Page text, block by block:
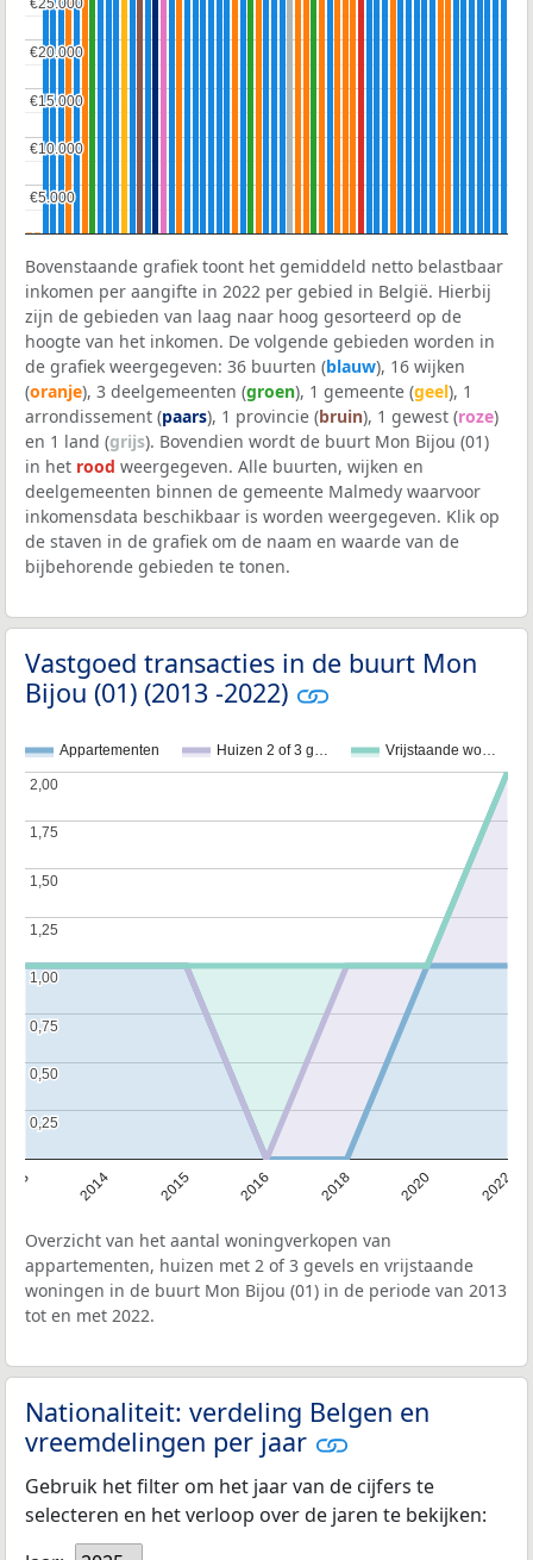
€5.000
€5.000
€10.000
€10.000
€15.000
€15.000
€20.000
€20.000
€25.000
€25.000
Bovenstaande grafiek toont het gemiddeld netto belastbaar
inkomen per aangifte in 2022 per gebied in België. Hierbij
zijn de gebieden van laag naar hoog gesorteerd op de
hoogte van het inkomen. De volgende gebieden worden in
de grafiek weergegeven: 36 buurten (blauw), 16 wijken
(oranje), 3 deelgemeenten (groen), 1 gemeente (geel), 1
arrondissement (paars), 1 provincie (bruin), 1 gewest (roze)
en 1 land (grijs). Bovendien wordt de buurt Mon Bijou (01)
in het rood weergegeven. Alle buurten, wijken en
deelgemeenten binnen de gemeente Malmedy waarvoor
inkomensdata beschikbaar is worden weergegeven. Klik op
de staven in de grafiek om de naam en waarde van de
bijbehorende gebieden te tonen.
Vastgoed transacties in de buurt Mon
Bijou (01) (2013 -2022)
Appartementen Huizen 2 of 3 g… Vrijstaande wo…
2014 2015 2016 2018 2020 2022
0,25
0,25
0,50
0,50
0,75
0,75
1,00
1,00
1,25
1,25
1,50
1,50
1,75
1,75
2,00
2,00
Overzicht van het aantal woningverkopen van
appartementen, huizen met 2 of 3 gevels en vrijstaande
woningen in de buurt Mon Bijou (01) in de periode van 2013
tot en met 2022.
Nationaliteit: verdeling Belgen en
vreemdelingen per jaar
Gebruik het filter om het jaar van de cijfers te
selecteren en het verloop over de jaren te bekijken: